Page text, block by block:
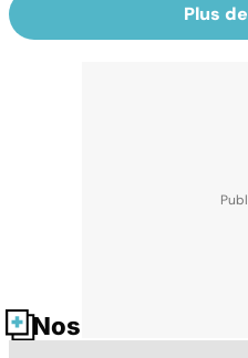
Plus
Nos fiches santé